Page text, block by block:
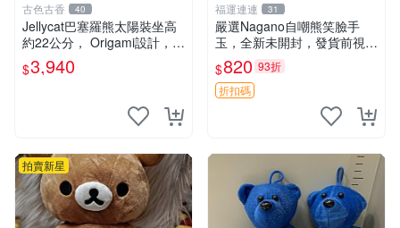
古色古香 40
Jellycat巴塞羅熊太陽裝坐高
約22公分， Origami設計，來
自越南。嚴選 Recommendat
ion！巴塞羅、 Origami熊、J
$3,940
福運連連 31
嚴選Nagano自嘲熊笑臉手
玉，全新未開封，發貨前視頻
確認，海南 廣西 貴州 嚴選N
agano自嘲熊笑臉手玉，全新
未開封，發貨前視頻確認，四
$820 93折
折扣碼
拍賣新星